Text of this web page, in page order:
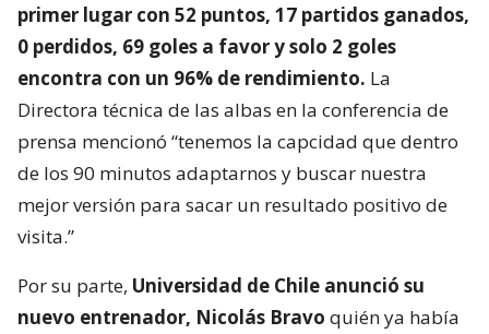
primer lugar con 52 puntos, 17 partidos ganados,
0 perdidos, 69 goles a favor y solo 2 goles
encontra con un 96% de rendimiento. La
Directora técnica de las albas en la conferencia de
prensa mencionó “tenemos la capcidad que dentro
de los 90 minutos adaptarnos y buscar nuestra
mejor versión para sacar un resultado positivo de
visita.”
Por su parte, Universidad de Chile anunció su
nuevo entrenador, Nicolás Bravo quién ya había